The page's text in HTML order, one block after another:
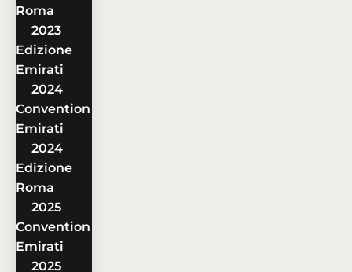
Roma
2023
Edizione
Emirati
2024
Convention
Emirati
2024
Edizione
Roma
2025
Convention
Emirati
2025